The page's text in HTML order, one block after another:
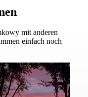
mit anderen
einfach noch